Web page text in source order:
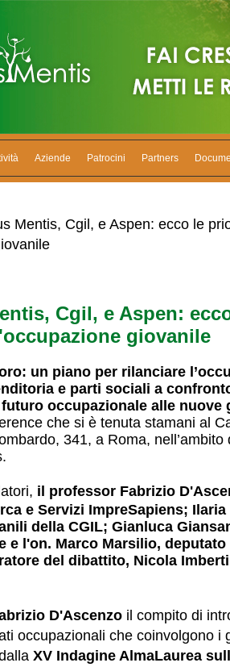
Aziende Patrocini Partners
Mentis, Cgil, e Aspen: ecco le
Cgil, e Aspen:
giovanile
un piano per rilanciare
e parti sociali a
occupazionale alle nuove
che si è tenuta stamani al
341, a Roma,
il professor Fabrizio
e Servizi ImpreSapiens;
della CGIL; Gianluca
e l'on. Marco Marsilio,
del dibattito, Nicola
D'Ascenzo il compito di
occupazionali che coinvolgono i
XV Indagine AlmaLaurea